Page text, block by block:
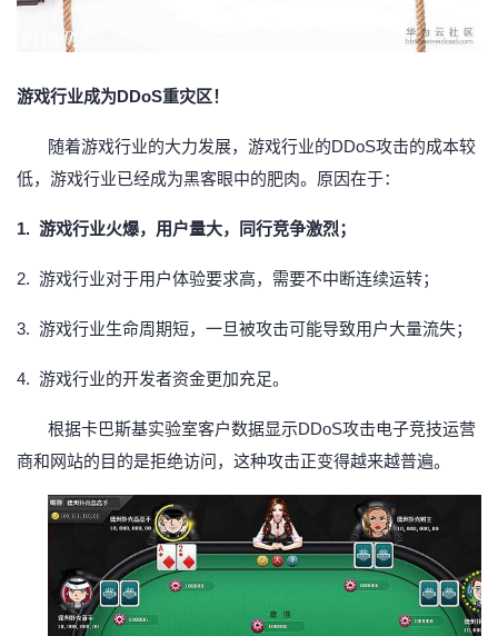
游戏行业成为DDoS重灾区！
随着游戏行业的大力发展，游戏行业的DDoS攻击的成本较
低，游戏行业已经成为黑客眼中的肥肉。原因在于：
1. 游戏行业火爆，用户量大，同行竞争激烈；
2. 游戏行业对于用户体验要求高，需要不中断连续运转；
3. 游戏行业生命周期短，一旦被攻击可能导致用户大量流失；
4. 游戏行业的开发者资金更加充足。
根据卡巴斯基实验室客户数据显示DDoS攻击电子竞技运营
商和网站的目的是拒绝访问，这种攻击正变得越来越普遍。